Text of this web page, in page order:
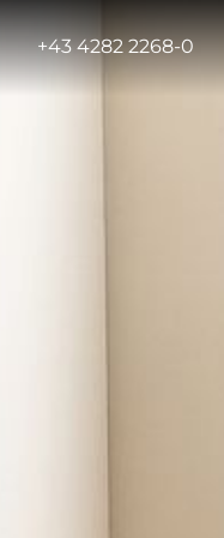
+43 4282 2268-0